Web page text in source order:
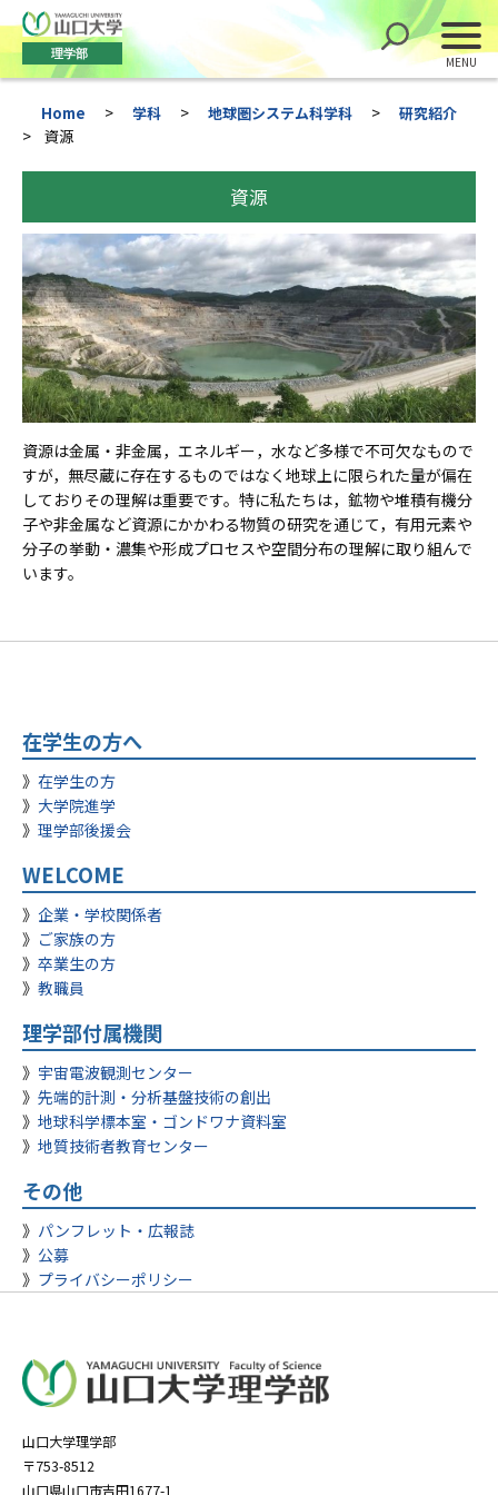
理学部
Home > 学科 > 地球圏システム科学科 >
研究紹介
>
資源
資源
資源は金属・非金属，エネルギー，水など多様で不可欠なもので
すが，無尽蔵に存在するものではなく地球上に限られた量が偏在
しておりその理解は重要です。特に私たちは，鉱物や堆積有機分
子や非金属など資源にかかわる物質の研究を通じて，有用元素や
分子の挙動・濃集や形成プロセスや空間分布の理解に取り組んで
います。
在学生の方へ
在学生の方
大学院進学
理学部後援会
WELCOME
企業・学校関係者
ご家族の方
卒業生の方
教職員
理学部付属機関
宇宙電波観測センター
先端的計測・分析基盤技術の創出
地球科学標本室・ゴンドワナ資料室
地質技術者教育センター
その他
パンフレット・広報誌
公募
プライバシーポリシー
山口大学理学部
〒753-8512
山口県山口市吉田1677-1